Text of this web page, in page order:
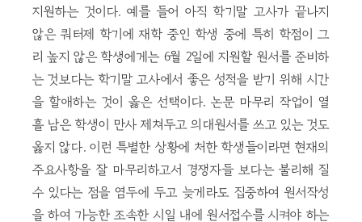
지원하는 것이다. 예를 들어 아직 학기말 고사가 끝나지
않은 쿼터제 학기에 재학 중인 학생 중에 특히 학점이 그
리 높지 않은 학생에게는 6월 2일에 지원할 원서를 준비하
는 것보다는 학기말 고사에서 좋은 성적을 받기 위해 시간
을 할애하는 것이 옳은 선택이다. 논문 마무리 작업이 열
흘 남은 학생이 만사 제쳐두고 의대원서를 쓰고 있는 것도
옳지 않다. 이런 특별한 상황에 처한 학생들이라면 현재의
주요사항을 잘 마무리하고서 경쟁자들 보다는 불리해 질
수 있다는 점을 염두에 두고 늦게라도 집중하여 원서작성
을 하여 가능한 조속한 시일 내에 원서접수를 시켜야 하는